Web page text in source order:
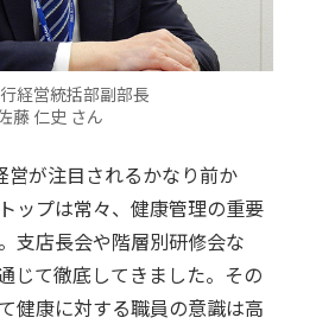
経営統括部副部長
藤 仁史 さん
が注目されるかなり前か
ップは常々、健康管理の重要
支店長会や階層別研修会な
じて徹底してきました。その
健康に対する職員の意識は高